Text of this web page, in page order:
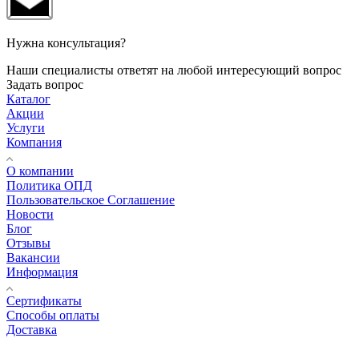
Нужна консультация?
Наши специалисты ответят на любой интересующий вопрос
Задать вопрос
Каталог
Акции
Услуги
Компания
О компании
Политика ОПД
Пользовательское Соглашение
Новости
Блог
Отзывы
Вакансии
Информация
Сертификаты
Способы оплаты
Доставка